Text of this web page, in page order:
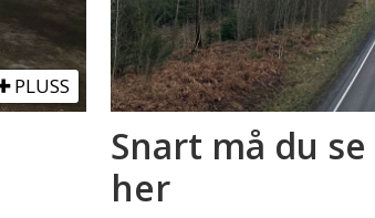
PLUSS
Snart må du
her